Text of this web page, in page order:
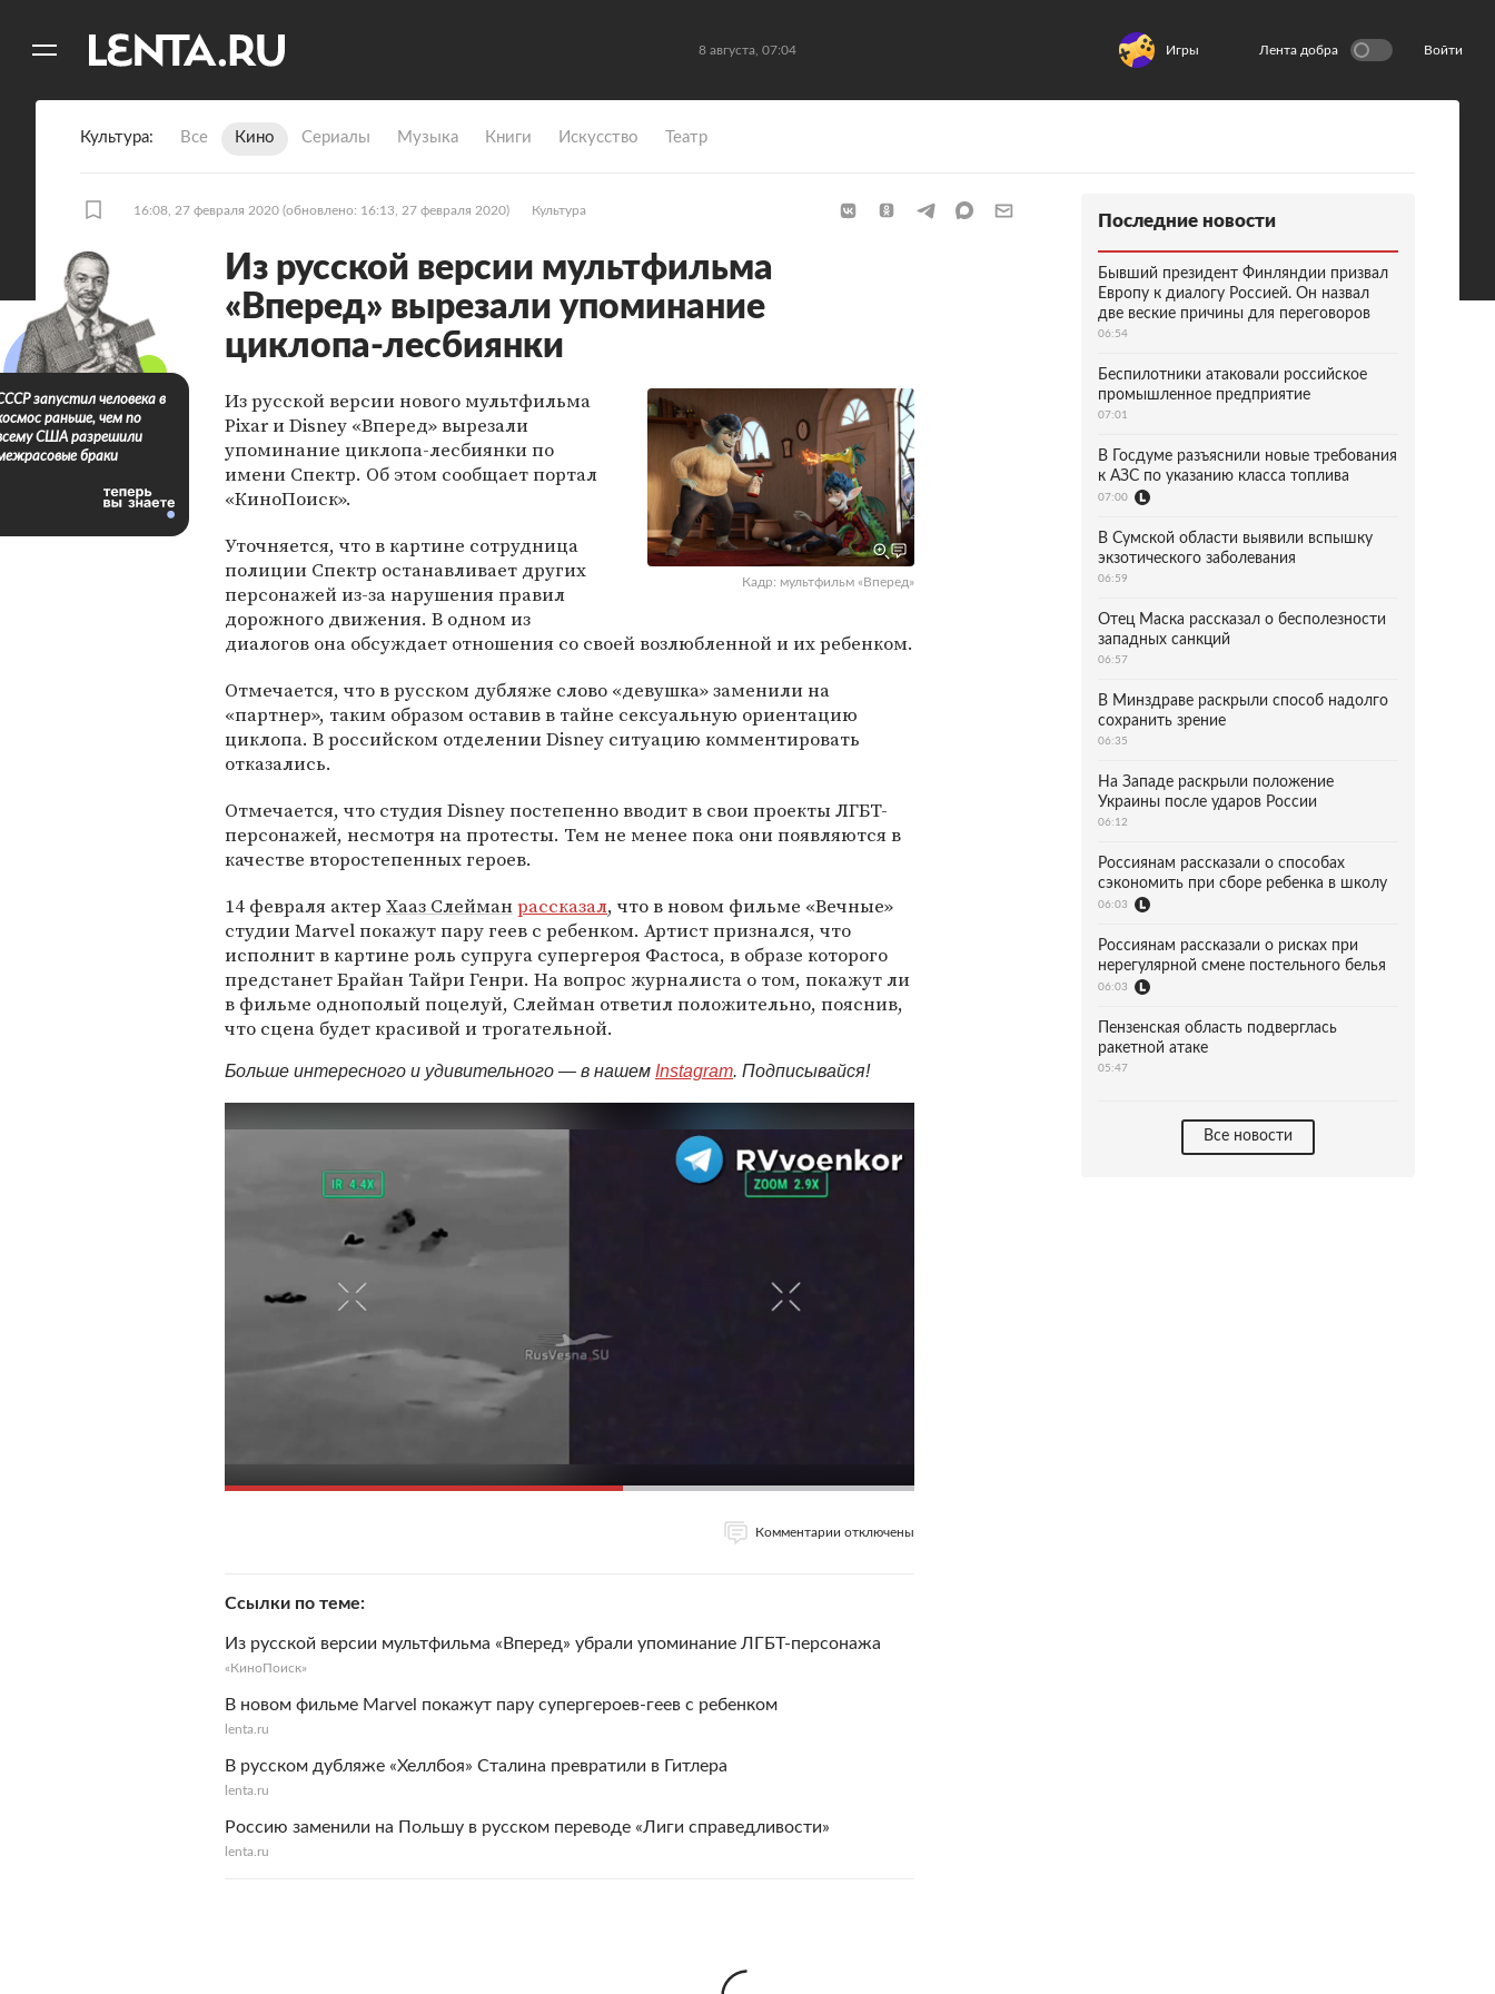
8 августа, 07:04 Игры Лента добра Войти
Культура Все Кино Сериалы Музыка Книги Искусство Театр
16:08, 27 февраля 2020 (обновлено: 16:13, 27 февраля 2020) Культура
Из русской версии мультфильма
«Вперед» вырезали упоминание
циклопа-лесбиянки
Кадр: мультфильм «Вперед»
Из русской версии нового мультфильма
Pixar и Disney «Вперед» вырезали
упоминание циклопа-лесбиянки по
имени Спектр. Об этом сообщает портал
«КиноПоиск».
Уточняется, что в картине сотрудница
полиции Спектр останавливает других
персонажей из-за нарушения правил
дорожного движения. В одном из
диалогов она обсуждает отношения со своей возлюбленной и их ребенком.
Отмечается, что в русском дубляже слово «девушка» заменили на
«партнер», таким образом оставив в тайне сексуальную ориентацию
циклопа. В российском отделении Disney ситуацию комментировать
отказались.
Отмечается, что студия Disney постепенно вводит в свои проекты ЛГБТ-
персонажей, несмотря на протесты. Тем не менее пока они появляются в
качестве второстепенных героев.
14 февраля актер Хааз Слейманрассказал, что в новом фильме «Вечные»
студии Marvel покажут пару геев с ребенком. Артист признался, что
исполнит в картине роль супруга супергероя Фастоса, в образе которого
предстанет Брайан Тайри Генри. На вопрос журналиста о том, покажут ли
в фильме однополый поцелуй, Слейман ответил положительно, пояснив,
что сцена будет красивой и трогательной.
Больше интересного и удивительного — в нашем Instagram. Подписывайся!
Комментарии отключены
Ссылки по теме
Из русской версии мультфильма «Вперед» убрали упоминание ЛГБТ-персонажа
«КиноПоиск»
В новом фильме Marvel покажут пару супергероев-геев с ребенком
lenta.ru
В русском дубляже «Хеллбоя» Сталина превратили в Гитлера
lenta.ru
Россию заменили на Польшу в русском переводе «Лиги справедливости»
lenta.ru
запустил человека в
раньше, чем по
США разрешили
браки
Последние новости
Бывший президент Финляндии призвал
Европу к диалогу Россией. Он назвал
две веские причины для переговоров
06:54
Беспилотники атаковали российское
промышленное предприятие
07:01
В Госдуме разъяснили новые требования
к АЗС по указанию класса топлива
07:00
В Сумской области выявили вспышку
экзотического заболевания
06:59
Отец Маска рассказал о бесполезности
западных санкций
06:57
В Минздраве раскрыли способ надолго
сохранить зрение
06:35
На Западе раскрыли положение
Украины после ударов России
06:12
Россиянам рассказали о способах
сэкономить при сборе ребенка в школу
06:03
Россиянам рассказали о рисках при
нерегулярной смене постельного белья
06:03
Пензенская область подверглась
ракетной атаке
05:47
Все новости